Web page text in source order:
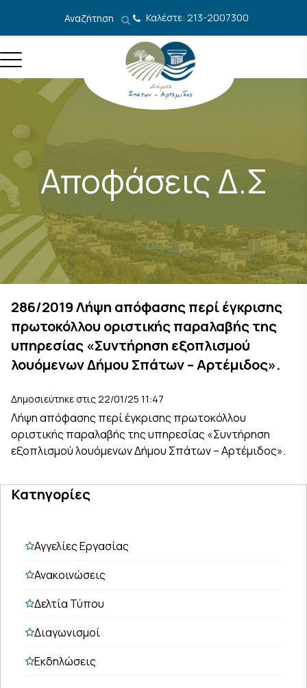
Αναζήτηση Καλέστε: 213-2007300
Αποφάσεις Δ.Σ
286/2019 Λήψη απόφασης περί έγκρισης
πρωτοκόλλου οριστικής παραλαβής της
υπηρεσίας «Συντήρηση εξοπλισμού
λουόμενων Δήμου Σπάτων – Αρτέμιδος».
Δημοσιεύτηκε στις 22/01/25 11:47
Λήψη απόφασης περί έγκρισης πρωτοκόλλου
οριστικής παραλαβής της υπηρεσίας «Συντήρηση
εξοπλισμού λουόμενων Δήμου Σπάτων – Αρτέμιδος».
Κατηγορίες
Αγγελίες Εργασίας
Ανακοινώσεις
Δελτία Τύπου
Διαγωνισμοί
Εκδηλώσεις